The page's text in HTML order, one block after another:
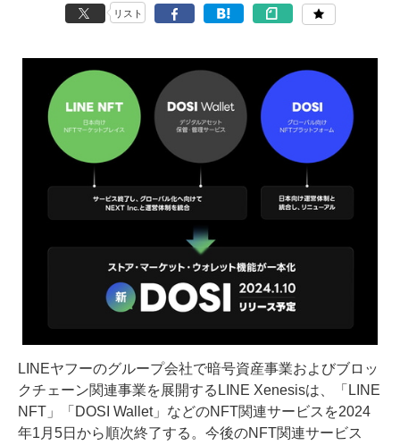
リスト
LINEヤフーのグループ会社で暗号資産事業およびブロッ
クチェーン関連事業を展開するLINE Xenesisは、「LINE
NFT」「DOSI Wallet」などのNFT関連サービスを2024
年1月5日から順次終了する。今後のNFT関連サービス